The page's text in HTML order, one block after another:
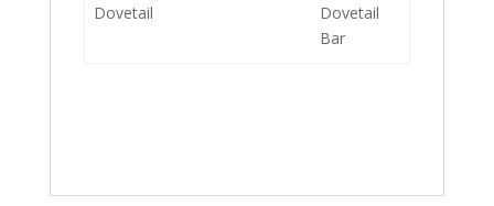
Dovetail
Dovetail
Bar